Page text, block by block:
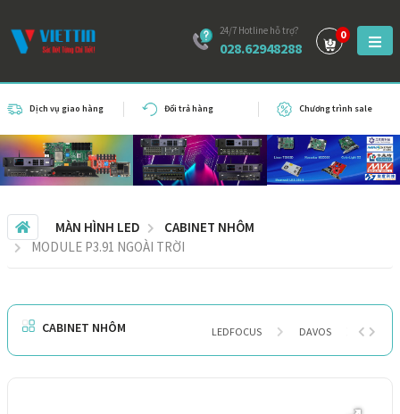
24/7 Hotline hỗ trợ?
028.62948288
0
Dịch vụ giao hàng Đổi trả hàng Chương trình sale
MÀN HÌNH LED
CABINET NHÔM
MODULE P3.91 NGOÀI TRỜI
CABINET NHÔM LEDFOCUS DAVOS